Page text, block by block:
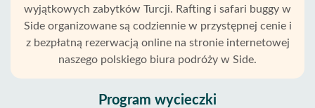
pozytywny, że będziemy pielęgnować te wspomnienia przez
długi czas! Gorąco polecamy spróbowanie safari buggy i
wyjątkowych zabytków Turcji. Rafting i safari buggy w
Side organizowane są codziennie w przystępnej cenie i
z bezpłatną rezerwacją online na stronie internetowej
naszego polskiego biura podróży w Side.
Program wycieczki